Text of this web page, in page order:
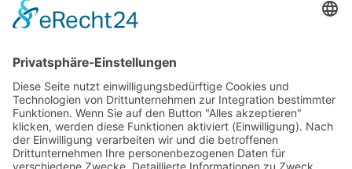
TALENTSCOUT CONSULTING GmbH
57258 Freudenberg
+49 (0) 15117609865
office(at)talentscout.de